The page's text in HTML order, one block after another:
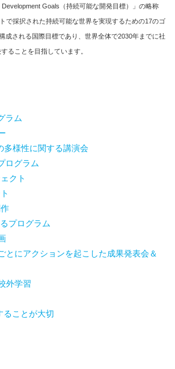
Goals（持続可能な開発目標）」の略称
で採択された持続可能な世界を実現するための17のゴ
成される国際目標であり、世界全体で2030年までに社
ることを目指しています。
ラム
多様性に関する講演会
ログラム
クト
プログラム
とにアクションを起こした成果発表会＆
外学習
ることが大切